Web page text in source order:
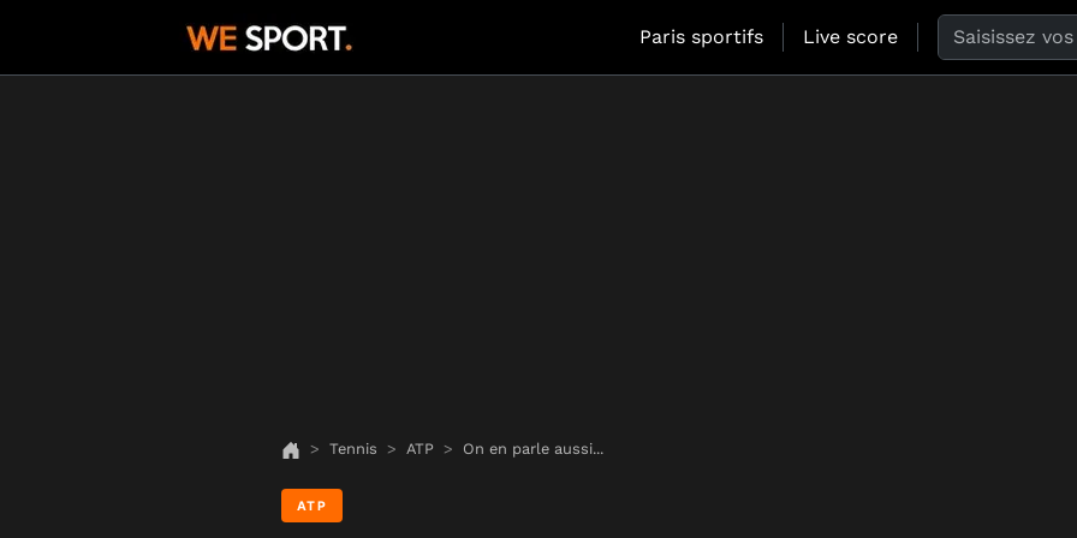
Paris sportifs Live score Search the
Tennis ATP On en parle aussi...
ATP